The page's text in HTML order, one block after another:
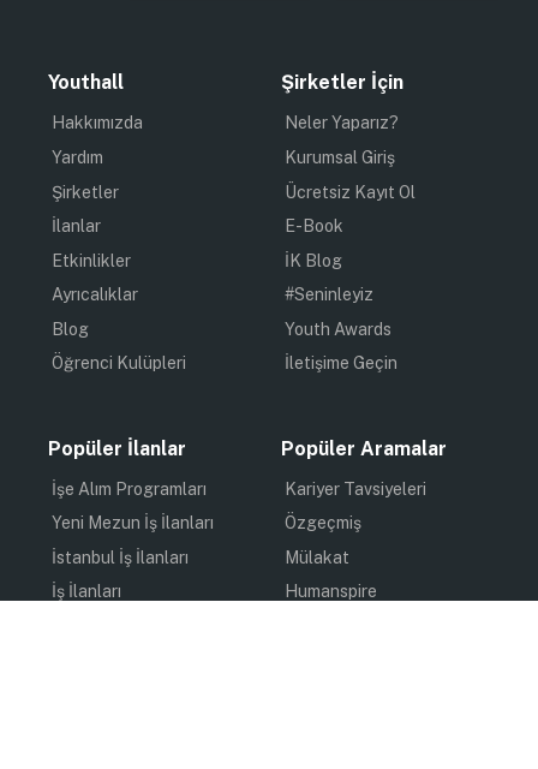
Youthall
Hakkımızda
Yardım
Şirketler
İlanlar
Etkinlikler
Ayrıcalıklar
Blog
Öğrenci Kulüpleri
Şirketler İçin
Neler Yaparız?
Kurumsal Giriş
Ücretsiz Kayıt Ol
E-Book
İK Blog
#Seninleyiz
Youth Awards
İletişime Geçin
Popüler İlanlar
İşe Alım Programları
Yeni Mezun İş İlanları
İstanbul İş İlanları
İş İlanları
Popüler Aramalar
Kariyer Tavsiyeleri
Özgeçmiş
Mülakat
Humanspire